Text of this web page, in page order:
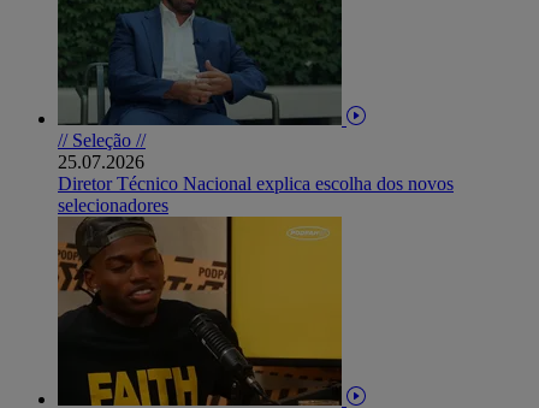
// Seleção //
25.07.2026
Diretor Técnico Nacional explica escolha dos novos
selecionadores